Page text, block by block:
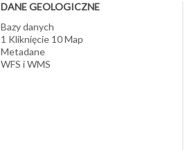
DANE GEOLOGICZNE
Bazy danych
1 Kliknięcie 10 Map
Metadane
WFS i WMS